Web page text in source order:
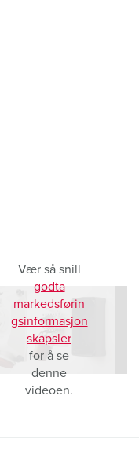
Vær så snill
godta
markedsførin
gsinformasjon
skapsler
for å se
denne
videoen.